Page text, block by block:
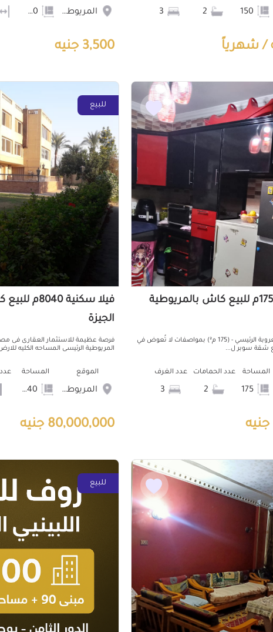
المريوطية
3,500 جنيه
شقة سكنية 175م للبيع كاش بالمريوطية
شقة للبيع - شارع العروبة الرئيسي - (175 م²) بمواصفات لا تُعوض في
المساحة عدد الحمامات عدد الغرف
للبيع
فيلا سكنية
الجيزة
فرصة عظيمة للاستثمار العقارى فى
المريوطية الرئيسى المساحه الكليه للارض
الموقع
المريوطية
المساحة
80,000,000 جنيه
للبيع